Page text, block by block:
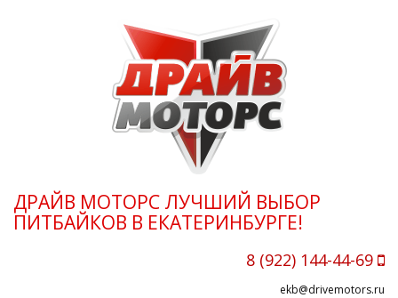
ДРАЙВ МОТОРС ЛУЧШИЙ ВЫБОР
ПИТБАЙКОВ В ЕКАТЕРИНБУРГЕ!
8 (922) 144-44-69
ekb@drivemotors.ru